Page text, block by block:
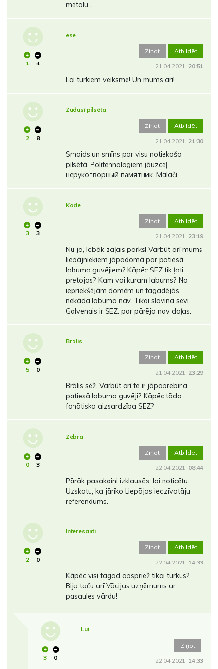
metalu...
1 4
ese
Ziņot Atbildēt
21.04.2021. 20:51
Lai turkiem veiksme! Un mums arī!
2 8
Zudusī pilsēta
Ziņot Atbildēt
21.04.2021. 21:30
Smaids un smīns par visu notiekošo
pilsētā. Politehnologiem jāuzceļ
нерукотворный памятник. Malači.
3 3
Kode
Ziņot Atbildēt
21.04.2021. 23:19
Nu ja, labāk zaļais parks! Varbūt arī mums
liepājniekiem jāpadomā par patiesā
labuma guvējiem? Kāpēc SEZ tik ļoti
pretojas? Kam vai kuram labums? No
iepriekšējām domēm un tagadējās
nekāda labuma nav. Tikai slavina sevi.
Galvenais ir SEZ, par pārējo nav daļas.
5 0
Bralis
Ziņot Atbildēt
21.04.2021. 23:29
Brālis sēž. Varbūt arī te ir jāpabrebina
patiesā labuma guvēji? Kāpēc tāda
fanātiska aizsardzība SEZ?
0 3
Zebra
Ziņot Atbildēt
22.04.2021. 08:44
Pārāk pasakaini izklausās, lai noticētu.
Uzskatu, ka jārīko Liepājas iedzīvotāju
referendums.
2 0
Interesanti
Ziņot Atbildēt
22.04.2021. 14:33
Kāpēc visi tagad apspriež tikai turkus?
Bija taču arī Vācijas uzņēmums ar
pasaules vārdu!
3 0
Lui
Ziņot
22.04.2021. 14:33